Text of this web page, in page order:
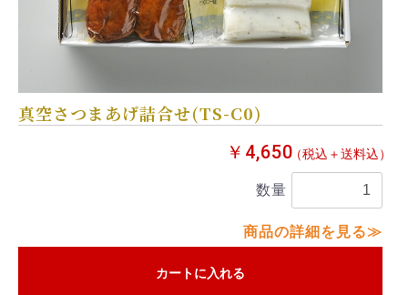
真空さつまあげ詰合せ(TS-C0)
￥4,650（税込＋送料込）
数量
商品の詳細を見る≫
カートに入れる